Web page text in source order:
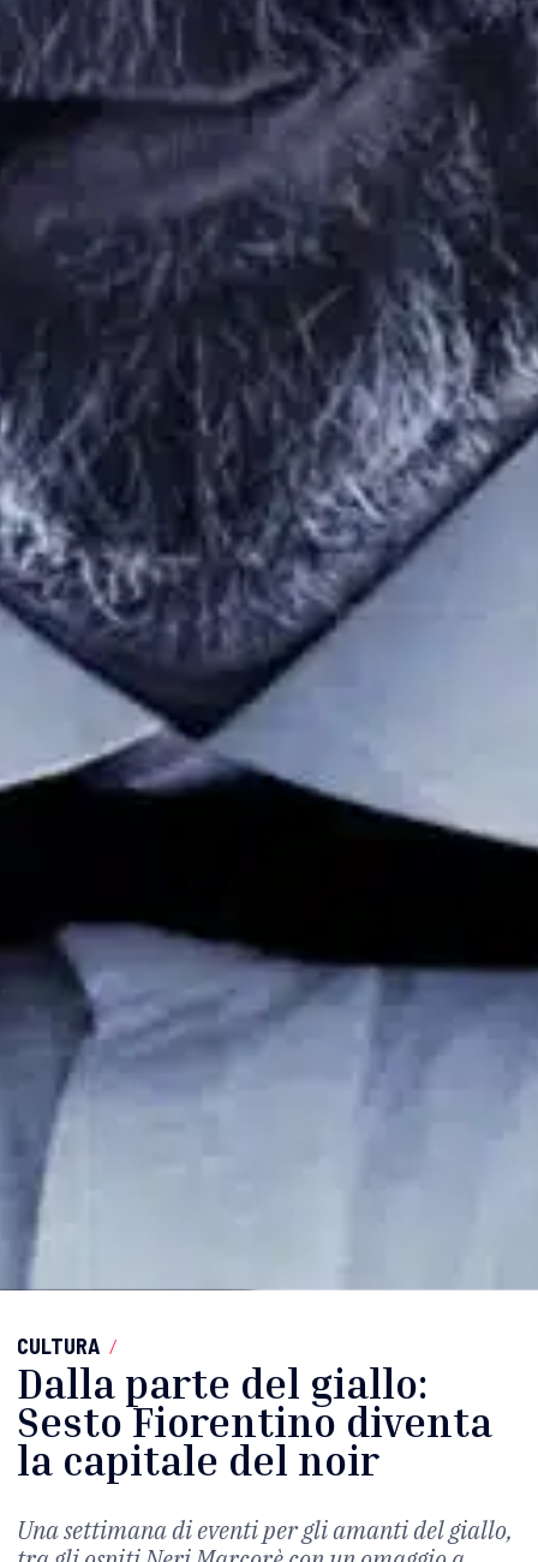
CULTURA /
Dalla parte del giallo:
Sesto Fiorentino diventa
la capitale del noir
Una settimana di eventi per gli amanti del giallo,